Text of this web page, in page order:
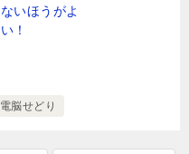
ないほうがよ
い！
電脳せどり